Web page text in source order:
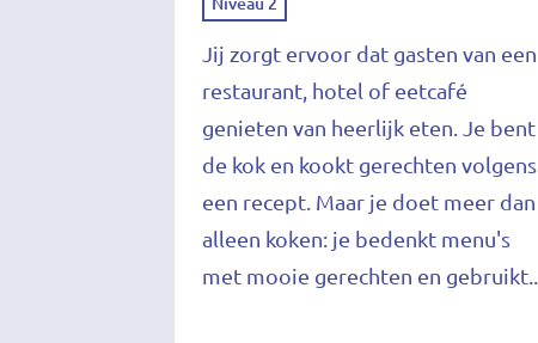
Jij zorgt ervoor dat gasten van een
restaurant, hotel of eetcafé
genieten van heerlijk eten. Je bent
de kok en kookt gerechten volgens
een recept. Maar je doet meer dan
alleen koken: je bedenkt menu's
met mooie gerechten en gebruikt..